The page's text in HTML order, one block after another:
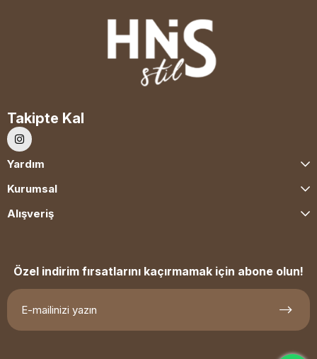
Takipte Kal
Yardım
Kurumsal
Alışveriş
Özel indirim fırsatlarını kaçırmamak için abone olun!